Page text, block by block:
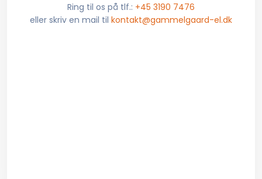
Ring til os på tlf.: +45 3190 7476
eller skriv en mail til kontakt@gammelgaard-el.dk